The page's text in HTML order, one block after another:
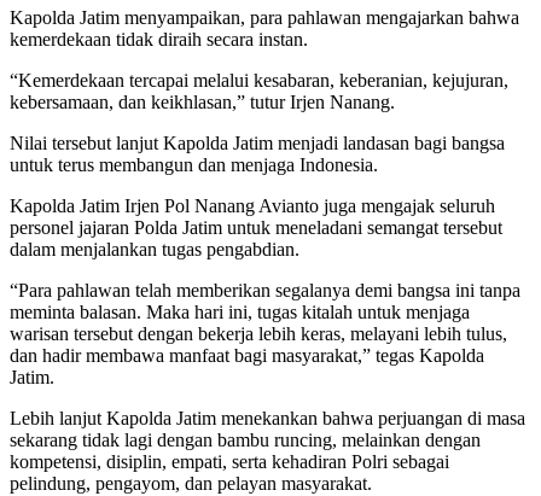
Kapolda Jatim menyampaikan, para pahlawan mengajarkan bahwa
kemerdekaan tidak diraih secara instan.
“Kemerdekaan tercapai melalui kesabaran, keberanian, kejujuran,
kebersamaan, dan keikhlasan,” tutur Irjen Nanang.
Nilai tersebut lanjut Kapolda Jatim menjadi landasan bagi bangsa
untuk terus membangun dan menjaga Indonesia.
Kapolda Jatim Irjen Pol Nanang Avianto juga mengajak seluruh
personel jajaran Polda Jatim untuk meneladani semangat tersebut
dalam menjalankan tugas pengabdian.
“Para pahlawan telah memberikan segalanya demi bangsa ini tanpa
meminta balasan. Maka hari ini, tugas kitalah untuk menjaga
warisan tersebut dengan bekerja lebih keras, melayani lebih tulus,
dan hadir membawa manfaat bagi masyarakat,” tegas Kapolda
Jatim.
Lebih lanjut Kapolda Jatim menekankan bahwa perjuangan di masa
sekarang tidak lagi dengan bambu runcing, melainkan dengan
kompetensi, disiplin, empati, serta kehadiran Polri sebagai
pelindung, pengayom, dan pelayan masyarakat.